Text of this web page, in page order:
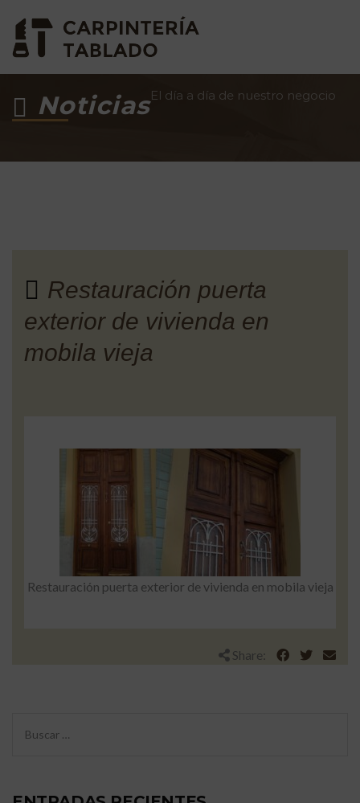
NoticiasEl día a día de nuestro negocio
Restauración puerta
exterior de vivienda en
mobila vieja
Restauración puerta exterior de vivienda en mobila vieja
Share: